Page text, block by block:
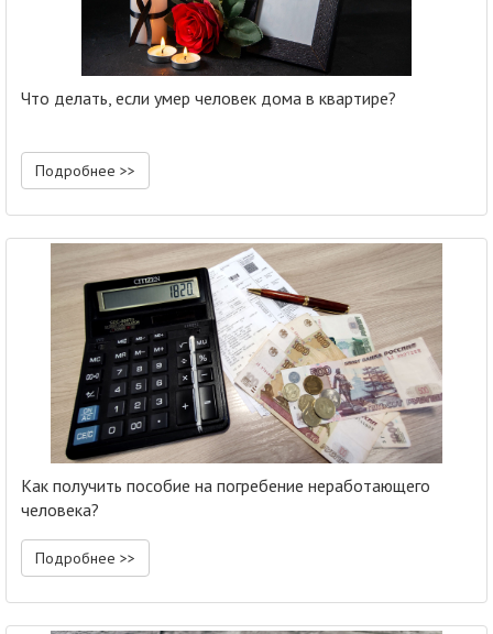
Что делать, если умер человек дома в квартире?
Подробнее >>
Как получить пособие на погребение неработающего
человека?
Подробнее >>